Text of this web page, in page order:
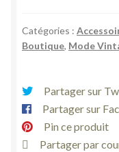
gris
croissant
lune
vintage
Catégories :
Boutique, Mode
Partager sur
Partager sur
Pin ce produit
Partager par